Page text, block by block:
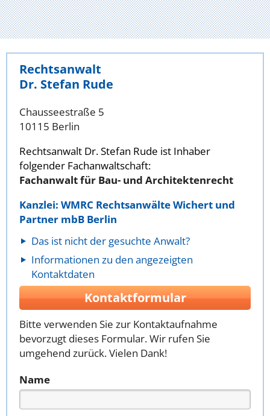
Rechtsanwalt
Dr. Stefan Rude
Chausseestraße 5
10115 Berlin
Rechtsanwalt Dr. Stefan Rude ist Inhaber
folgender Fachanwaltschaft:
Fachanwalt für Bau- und Architektenrecht
Kanzlei: WMRC Rechtsanwälte Wichert und
Partner mbB Berlin
Das ist nicht der gesuchte Anwalt?
Informationen zu den angezeigten
Kontaktdaten
Kontaktformular
Bitte verwenden Sie zur Kontaktaufnahme
bevorzugt dieses Formular. Wir rufen Sie
umgehend zurück. Vielen Dank!
Name